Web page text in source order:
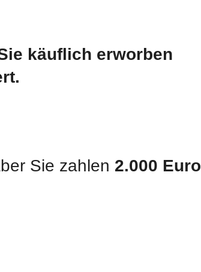
käuflich erworben
Sie zahlen 2.000 Euro